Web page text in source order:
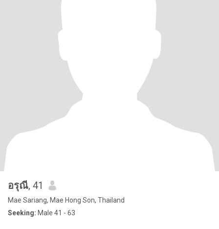
อรุณี, 41
Mae Sariang, Mae Hong Son, Thailand
Seeking: Male 41 - 63